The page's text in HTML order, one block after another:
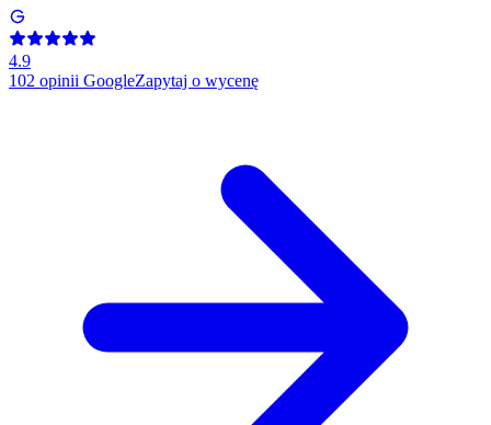
4.9
102 opinii GoogleZapytaj o wycenę